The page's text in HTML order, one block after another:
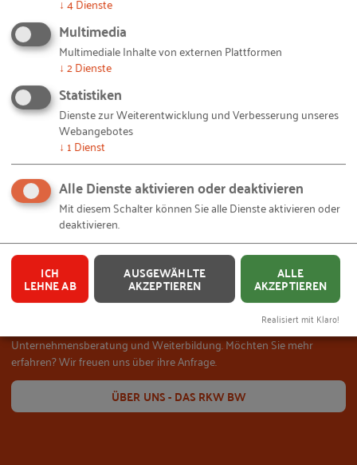
Lesen Sie auch:
Spannende Einblicke in die
Strategie des Mechatronik-Spezialisten:
Zukunftsstrategie bei der Marquardt Gruppe"
Pressemitteilung:"100 Jahre RKW BW:
Sozialpartnerschaft sichert Soziale
Marktwirtschaft"
Bildquellen und Copyright-Hinweise
© Marquardt / Privat/Non-kommerziell – Dr. Harald Marquardt (2021-07-05-Marquardt-
Das RKW feiert dieses Jahr 100-jähriges Jubiläum. In Baden-
Württemberg ist das RKW BW seit 1950 zuverlässiger Partner des
Mittelstands. Wir unterstützen mittelständische Unternehmen mit
Unternehmensberatung und Weiterbildung. Möchten Sie mehr
erfahren? Wir freuen uns über ihre Anfrage.
ÜBER UNS - DAS RKW BW
Multimedia
Multimediale Inhalte von externen Plattformen
↓ 2Dienste
Statistiken
Dienste zur Weiterentwicklung und Verbesserung unseres
Webangebotes
↓ 1 Dienst
Alle Dienste aktivieren oder deaktivieren
Mit diesem Schalter können Sie alle Dienste aktivieren oder
deaktivieren.
ICH
LEHNE AB
AUSGEWÄHLTE
AKZEPTIEREN
ALLE
AKZEPTIEREN
Realisiert mit Klaro!